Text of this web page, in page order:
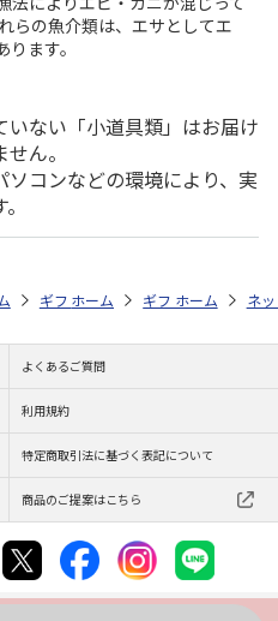
らの魚介類は、エサとしてエ
ます。
ない「小道具類」はお届け
ん。
コンなどの環境により、実
夏ギフト特集 2026 ハム・お肉 ＜
ア お中元・夏ギフト特集 2026
ギフトストア お中元・夏ギフト
ホーム ギフトストア お
ホーム ネ
よくあるご質問
利用規約
特定商取引法に基づく表記について
商品のご提案はこちら